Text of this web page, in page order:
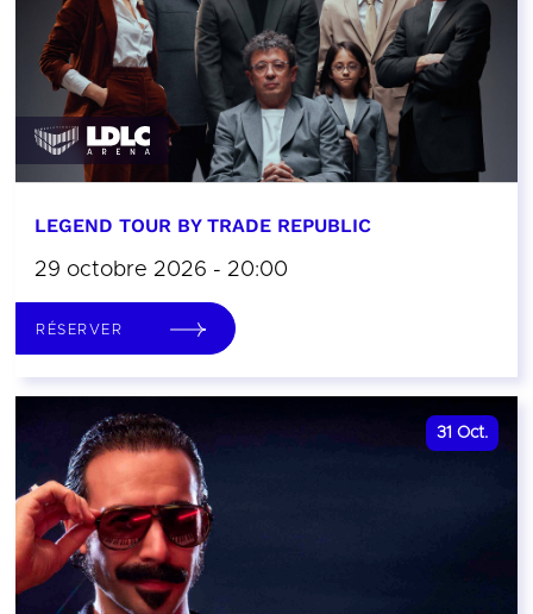
LEGEND TOUR BY TRADE REPUBLIC
29 octobre 2026 - 20:00
RÉSERVER
31 Oct.